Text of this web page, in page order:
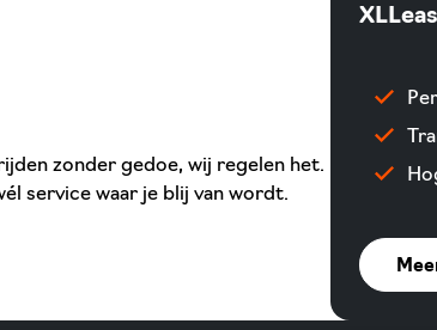
zonder gedoe, wij regelen het.
service waar je blij van wordt.